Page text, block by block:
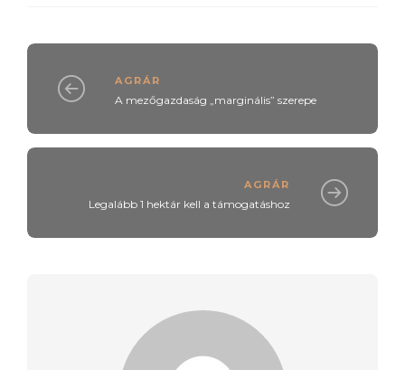
AGRÁR
A mezőgazdaság „marginális” szerepe
AGRÁR
Legalább 1 hektár kell a támogatáshoz